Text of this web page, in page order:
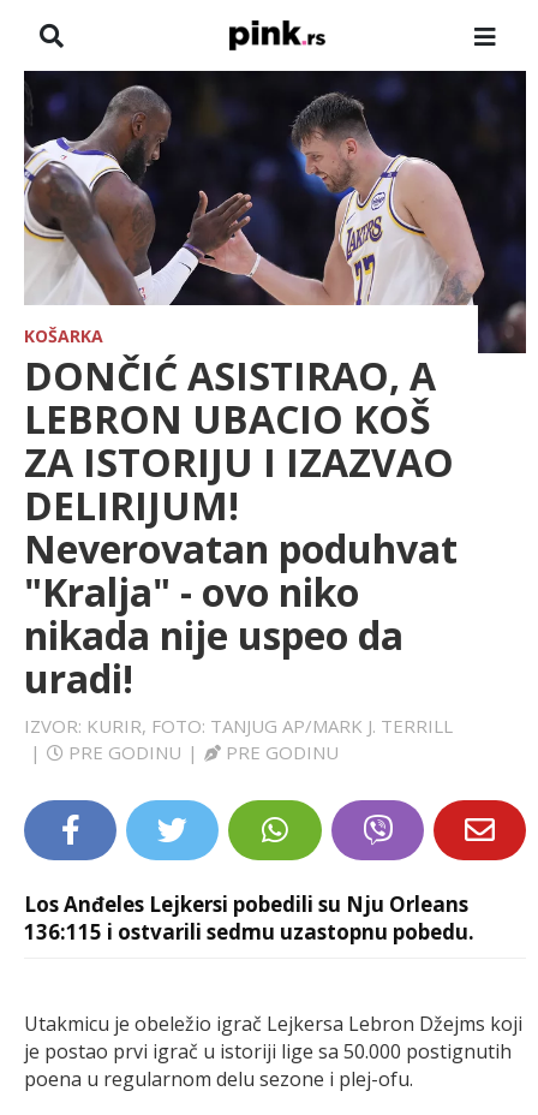
NASLOVNA
VESTI
ZADRUGA
SHOWBIZ
HRONIKA
FARMERI
TV
SPORT
LIFESTYLE
EXTRA
KOŠARKA
DONČIĆ ASISTIRAO, A
LEBRON UBACIO KOŠ
ZA ISTORIJU I IZAZVAO
DELIRIJUM!
Neverovatan poduhvat
"Kralja" - ovo niko
nikada nije uspeo da
uradi!
IZVOR: KURIR, FOTO: TANJUG AP/MARK J. TERRILL
|
PRE GODINU | PRE GODINU
Los Anđeles Lejkersi pobedili su Nju Orleans
136:115 i ostvarili sedmu uzastopnu pobedu.
Utakmicu je obeležio igrač Lejkersa Lebron Džejms koji
je postao prvi igrač u istoriji lige sa 50.000 postignutih
poena u regularnom delu sezone i plej-ofu.